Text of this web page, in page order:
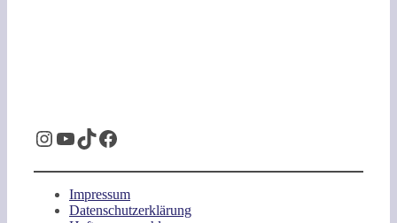
Instagram
YouTube
TikTok
Facebook
Impressum
Datenschutzerklärung